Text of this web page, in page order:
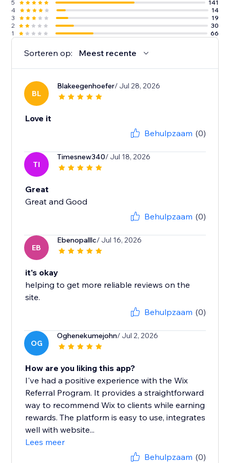
5
141
4
14
3
19
2
30
1
66
Sorteren op: Meest recente
BL
Blakeegenhoefer/ Jul 28, 2026
Love it
Behulpzaam (0)
TI
Timesnew340/ Jul 18, 2026
Great
Great and Good
Behulpzaam (0)
EB
Ebenopalllc/ Jul 16, 2026
it's okay
helping to get more reliable reviews on the
site.
Behulpzaam (0)
OG
Oghenekumejohn/ Jul 2, 2026
How are you liking this app?
I've had a positive experience with the Wix
Referral Program. It provides a straightforward
way to recommend Wix to clients while earning
rewards. The platform is easy to use, integrates
well with website...
Lees meer
Behulpzaam (0)